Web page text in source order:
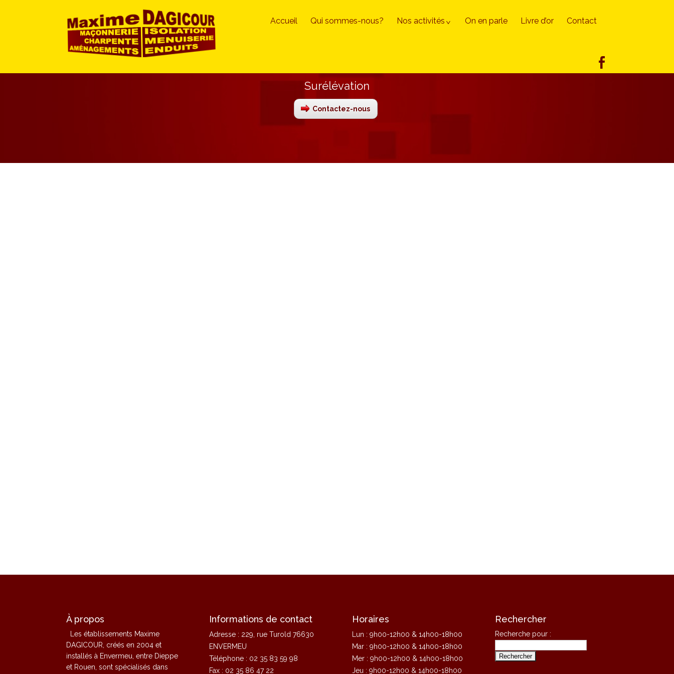
Accueil Qui sommes-nous? Nos activités On en parle Livre d’or Contact
Surélévation
Contactez-nous
À propos
Les établissements Maxime
DAGICOUR, créés en 2004 et
installés à Envermeu, entre Dieppe
et Rouen, sont spécialisés dans
Informations de contact
Adresse : 229, rue Turold 76630
ENVERMEU
Téléphone : 02 35 83 59 98
Fax : 02 35 86 47 22
Horaires
Lun : 9h00-12h00 & 14h00-18h00
Mar : 9h00-12h00 & 14h00-18h00
Mer : 9h00-12h00 & 14h00-18h00
Jeu : 9h00-12h00 & 14h00-18h00
Rechercher
Recherche pour :